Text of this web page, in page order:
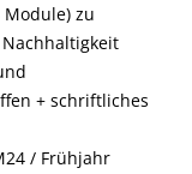
zu
+ schriftliches
/ Frühjahr